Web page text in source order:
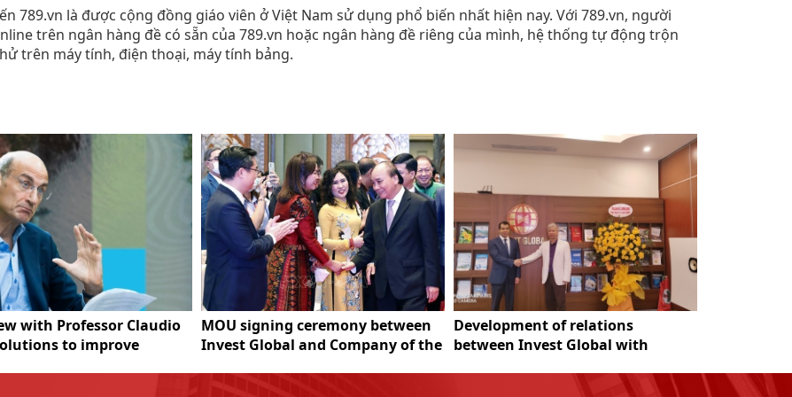
789.vn là được cộng đồng giáo viên ở Việt Nam sử dụng phổ biến nhất hiện nay. Với 789.vn, người
trên ngân hàng đề có sẵn của 789.vn hoặc ngân hàng đề riêng của mình, hệ thống tự động trộn
trên máy tính, điện thoại, máy tính bảng.
with Professor Claudio
to improve
MOU signing ceremony between
Invest Global and Company of the
Development of relations
between Invest Global with